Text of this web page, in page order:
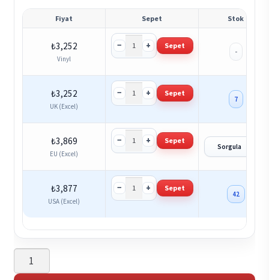
Fiyat Sepet Stok
₺3,252
Vinyl
− + Sepet
-
₺3,252
UK (Excel)
− + Sepet
7
₺3,869
EU (Excel)
− + Sepet
Sorgula
₺3,877
USA (Excel)
− + Sepet
42
1349
-